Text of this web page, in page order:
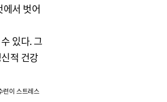
서 벗어
있다.그
적 건강
련이 스트레스